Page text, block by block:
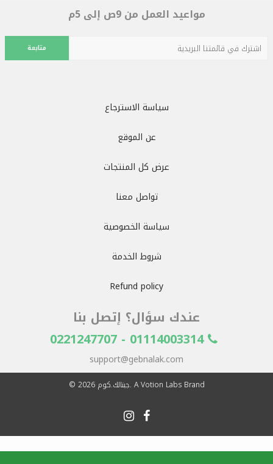
مواعيد العمل من 9ص إلى 5م
متابعة
سياسة الاسترجاع
عن الموقع
عرض كل المنتجات
تواصل معنا
سياسة الخصوصية
شروط الخدمة
Refund policy
عندك سؤال؟ إتصل بنا
01114003314 - 0221247707
support@gebnalak.com
© 2026 جبنالك.كوم. A Votion Labs Brand